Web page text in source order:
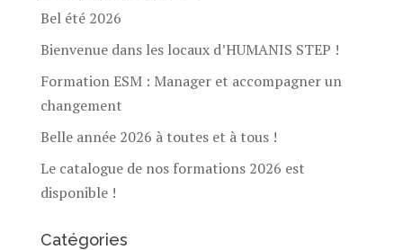
Bel été 2026
Bienvenue dans les locaux d’HUMANIS STEP !
Formation ESM : Manager et accompagner un
changement
Belle année 2026 à toutes et à tous !
Le catalogue de nos formations 2026 est
disponible !
Catégories